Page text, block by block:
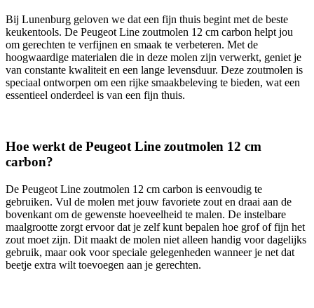
Bij Lunenburg geloven we dat een fijn thuis begint met de beste
keukentools. De Peugeot Line zoutmolen 12 cm carbon helpt jou
om gerechten te verfijnen en smaak te verbeteren. Met de
hoogwaardige materialen die in deze molen zijn verwerkt, geniet je
van constante kwaliteit en een lange levensduur. Deze zoutmolen is
speciaal ontworpen om een rijke smaakbeleving te bieden, wat een
essentieel onderdeel is van een fijn thuis.
Hoe werkt de Peugeot Line zoutmolen 12 cm
carbon?
De Peugeot Line zoutmolen 12 cm carbon is eenvoudig te
gebruiken. Vul de molen met jouw favoriete zout en draai aan de
bovenkant om de gewenste hoeveelheid te malen. De instelbare
maalgrootte zorgt ervoor dat je zelf kunt bepalen hoe grof of fijn het
zout moet zijn. Dit maakt de molen niet alleen handig voor dagelijks
gebruik, maar ook voor speciale gelegenheden wanneer je net dat
beetje extra wilt toevoegen aan je gerechten.